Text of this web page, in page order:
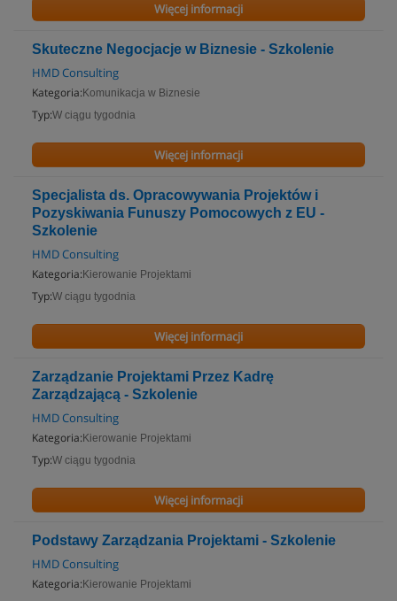
Więcej informacji
Skuteczne Negocjacje w Biznesie - Szkolenie
HMD Consulting
Kategoria: Komunikacja w Biznesie
Typ:W ciągu tygodnia
Więcej informacji
Specjalista ds. Opracowywania Projektów i
Pozyskiwania Funuszy Pomocowych z EU -
Szkolenie
HMD Consulting
Kategoria: Kierowanie Projektami
Typ:W ciągu tygodnia
Więcej informacji
Zarządzanie Projektami Przez Kadrę
Zarządzającą - Szkolenie
HMD Consulting
Kategoria: Kierowanie Projektami
Typ:W ciągu tygodnia
Więcej informacji
Podstawy Zarządzania Projektami - Szkolenie
HMD Consulting
Kategoria: Kierowanie Projektami